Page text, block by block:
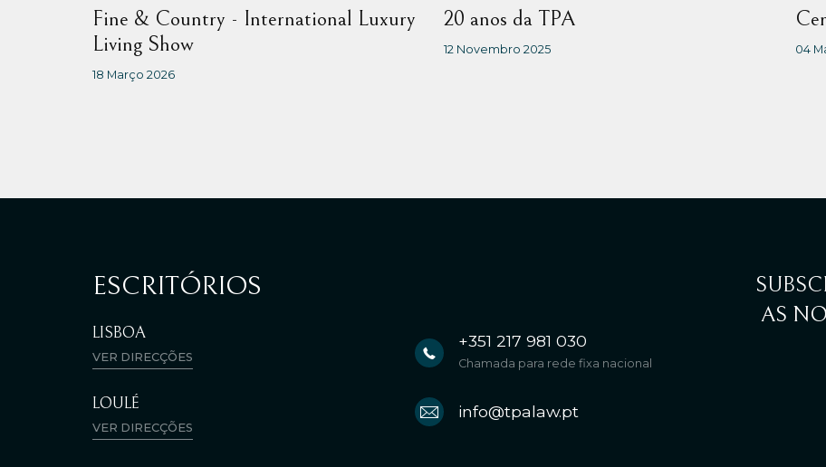
Fine & Country - International Luxury
Living Show
18 Março 2026
20 anos da TPA
12 Novembro 2025 04
ESCRITÓRIOS
LISBOA
VER DIRECÇÕES
LOULÉ
VER DIRECÇÕES
+351 217 981 030
Chamada para rede fixa nacional
info@tpalaw.pt
AS